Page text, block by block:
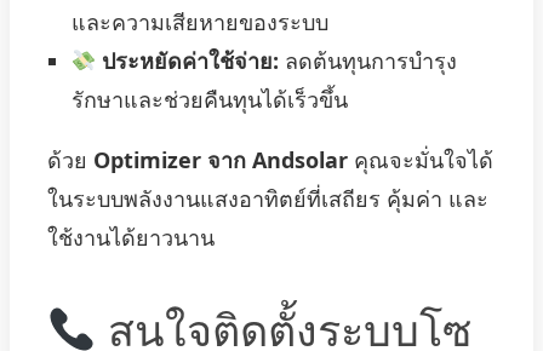
และความเสียหายของระบบ
ประหยัดค่าใช้จ่าย: ลดต้นทุนการบำรุง
รักษาและช่วยคืนทุนได้เร็วขึ้น
ด้วย Optimizer จาก Andsolarคุณจะมั่นใจได้
ในระบบพลังงานแสงอาทิตย์ที่เสถียร คุ้มค่า และ
ใช้งานได้ยาวนาน
สนใจติดตั้งระบบโซ